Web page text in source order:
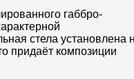
габбро-
стела установлена
придаёт композиции